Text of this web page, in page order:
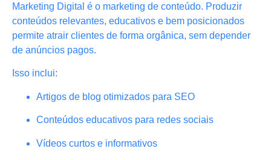
Marketing Digital é o marketing de conteúdo. Produzir
conteúdos relevantes, educativos e bem posicionados
permite atrair clientes de forma orgânica, sem depender
de anúncios pagos.
Isso inclui:
Artigos de blog otimizados para SEO
Conteúdos educativos para redes sociais
Vídeos curtos e informativos